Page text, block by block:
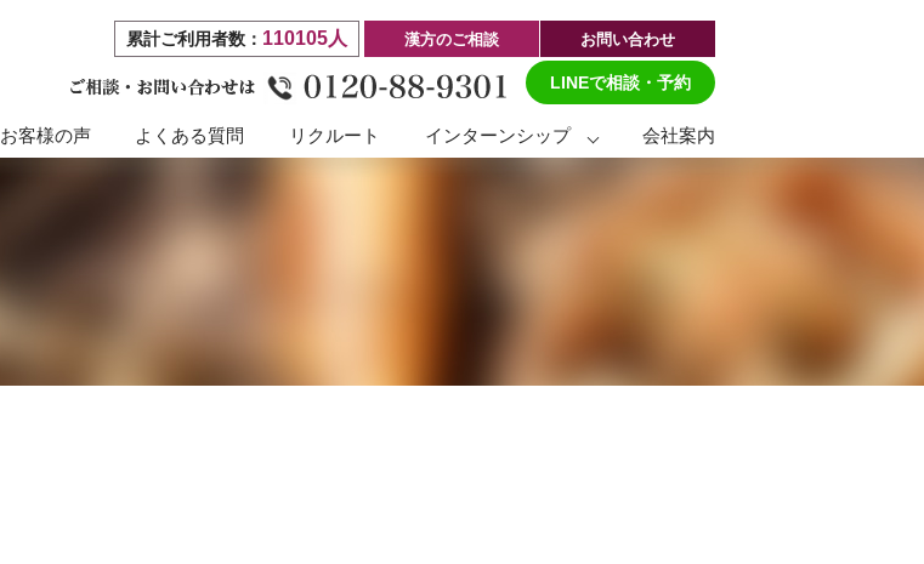
お問い合わせ
漢方のご相談
累計ご利用者数： 110105人
LINEで相談・予約
お客様の声 よくある質問 リクルート インターンシップ 会社案内